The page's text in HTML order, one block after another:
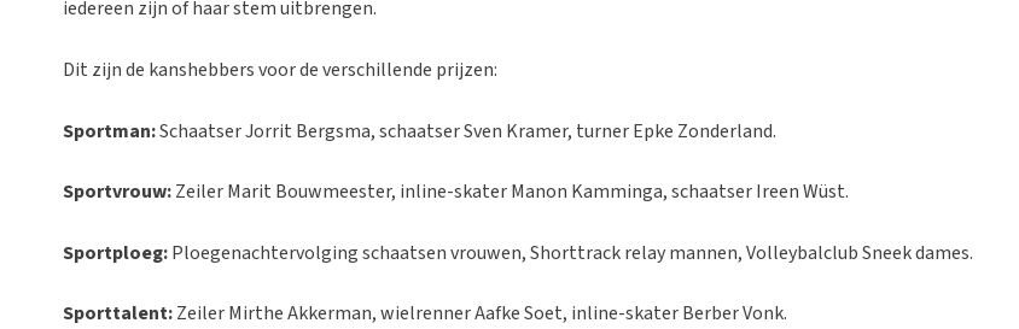
iedereen zijn of haar stem uitbrengen.
Dit zijn de kanshebbers voor de verschillende prijzen:
Sportman:Schaatser Jorrit Bergsma, schaatser Sven Kramer, turner Epke Zonderland.
Sportvrouw:Zeiler Marit Bouwmeester, inline-skater Manon Kamminga, schaatser Ireen Wüst.
Sportploeg:Ploegenachtervolging schaatsen vrouwen, Shorttrack relay mannen, Volleybalclub Sneek dames.
Sporttalent:Zeiler Mirthe Akkerman, wielrenner Aafke Soet, inline-skater Berber Vonk.